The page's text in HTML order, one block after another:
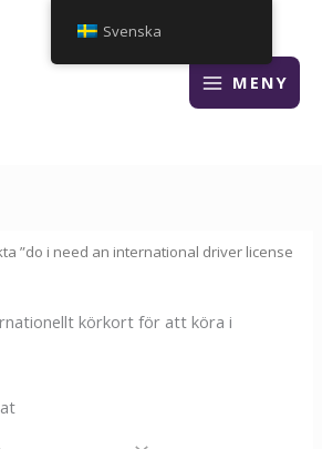
MENY
”do i need an international driver license
körkort för att köra i
Svenska